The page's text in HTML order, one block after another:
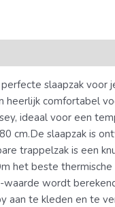
slaapzak voor
comfortabel
ideaal voor een
cm.De slaapzak is
trappelzak is een
het beste
waarde wordt
aan te kleden en te